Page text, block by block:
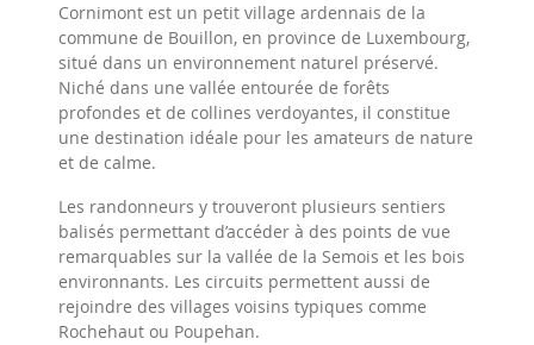
Cornimont est un petit village ardennais de la
commune de Bouillon, en province de Luxembourg,
situé dans un environnement naturel préservé.
Niché dans une vallée entourée de forêts
profondes et de collines verdoyantes, il constitue
une destination idéale pour les amateurs de nature
et de calme.
Les randonneurs y trouveront plusieurs sentiers
balisés permettant d’accéder à des points de vue
remarquables sur la vallée de la Semois et les bois
environnants. Les circuits permettent aussi de
rejoindre des villages voisins typiques comme
Rochehaut ou Poupehan.